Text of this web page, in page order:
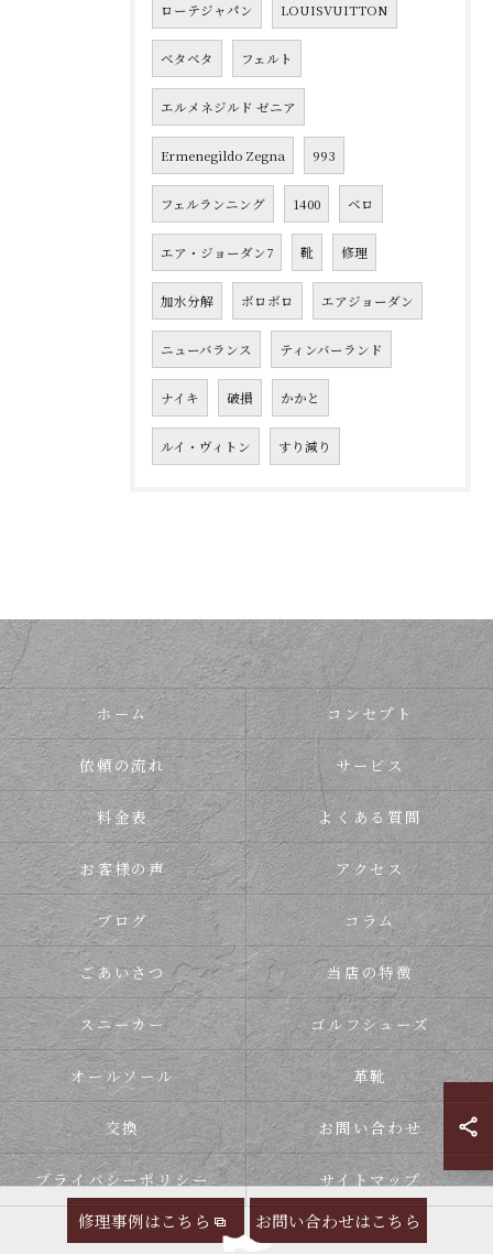
ローテジャパン LOUISVUITTON
ベタベタ フェルト
エルメネジルド ゼニア
Ermenegildo Zegna 993
フェルランニング 1400 ベロ
エア・ジョーダン7 靴 修理
加水分解 ボロボロ エアジョーダン
ニューバランス ティンバーランド
ナイキ 破損 かかと
ルイ・ヴィトン すり減り
修理事例はこちら お問い合わせはこちら
ホーム コンセプト
依頼の流れ サービス
料金表 よくある質問
お客様の声 アクセス
ブログ コラム
ごあいさつ 当店の特徴
スニーカー ゴルフシューズ
オールソール 革靴
交換 お問い合わせ
プライバシーポリシー サイトマップ